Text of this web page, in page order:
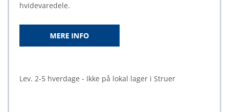
hvidevaredele.
Lev. 2-5 hverdage - Ikke på lokal lager i Struer